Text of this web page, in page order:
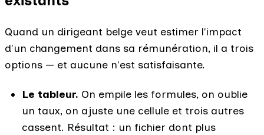
Quand un dirigeant belge veut estimer l'impact
d'un changement dans sa rémunération, il a trois
options — et aucune n'est satisfaisante.
Le tableur. On empile les formules, on oublie
un taux, on ajuste une cellule et trois autres
cassent. Résultat : un fichier dont plus